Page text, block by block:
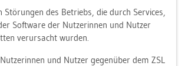
Stö­run­gen des Be­triebs, die durch Ser­vices,
Soft­ware der Nut­ze­rin­nen und Nut­zer
ver­ur­sacht wur­den.
und Nut­zer ge­gen­über dem ZSL